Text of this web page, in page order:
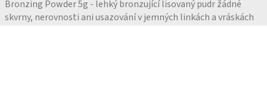
Bronzing Powder 5g - lehký bronzující lisovaný pudržádné
skvrny, nerovnosti ani usazování v jemných linkách a vráskách